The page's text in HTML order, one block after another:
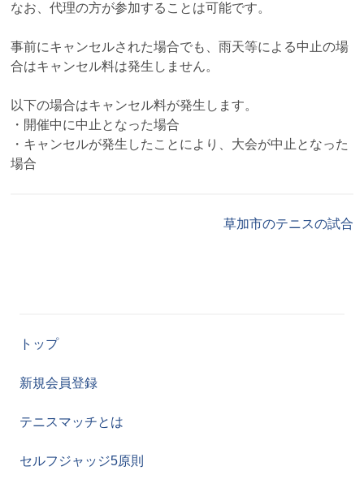
なお、代理の方が参加することは可能です。
事前にキャンセルされた場合でも、雨天等による中止の場
合はキャンセル料は発生しません。
以下の場合はキャンセル料が発生します。
・開催中に中止となった場合
・キャンセルが発生したことにより、大会が中止となった
場合
草加市のテニスの試合
トップ
新規会員登録
テニスマッチとは
セルフジャッジ5原則